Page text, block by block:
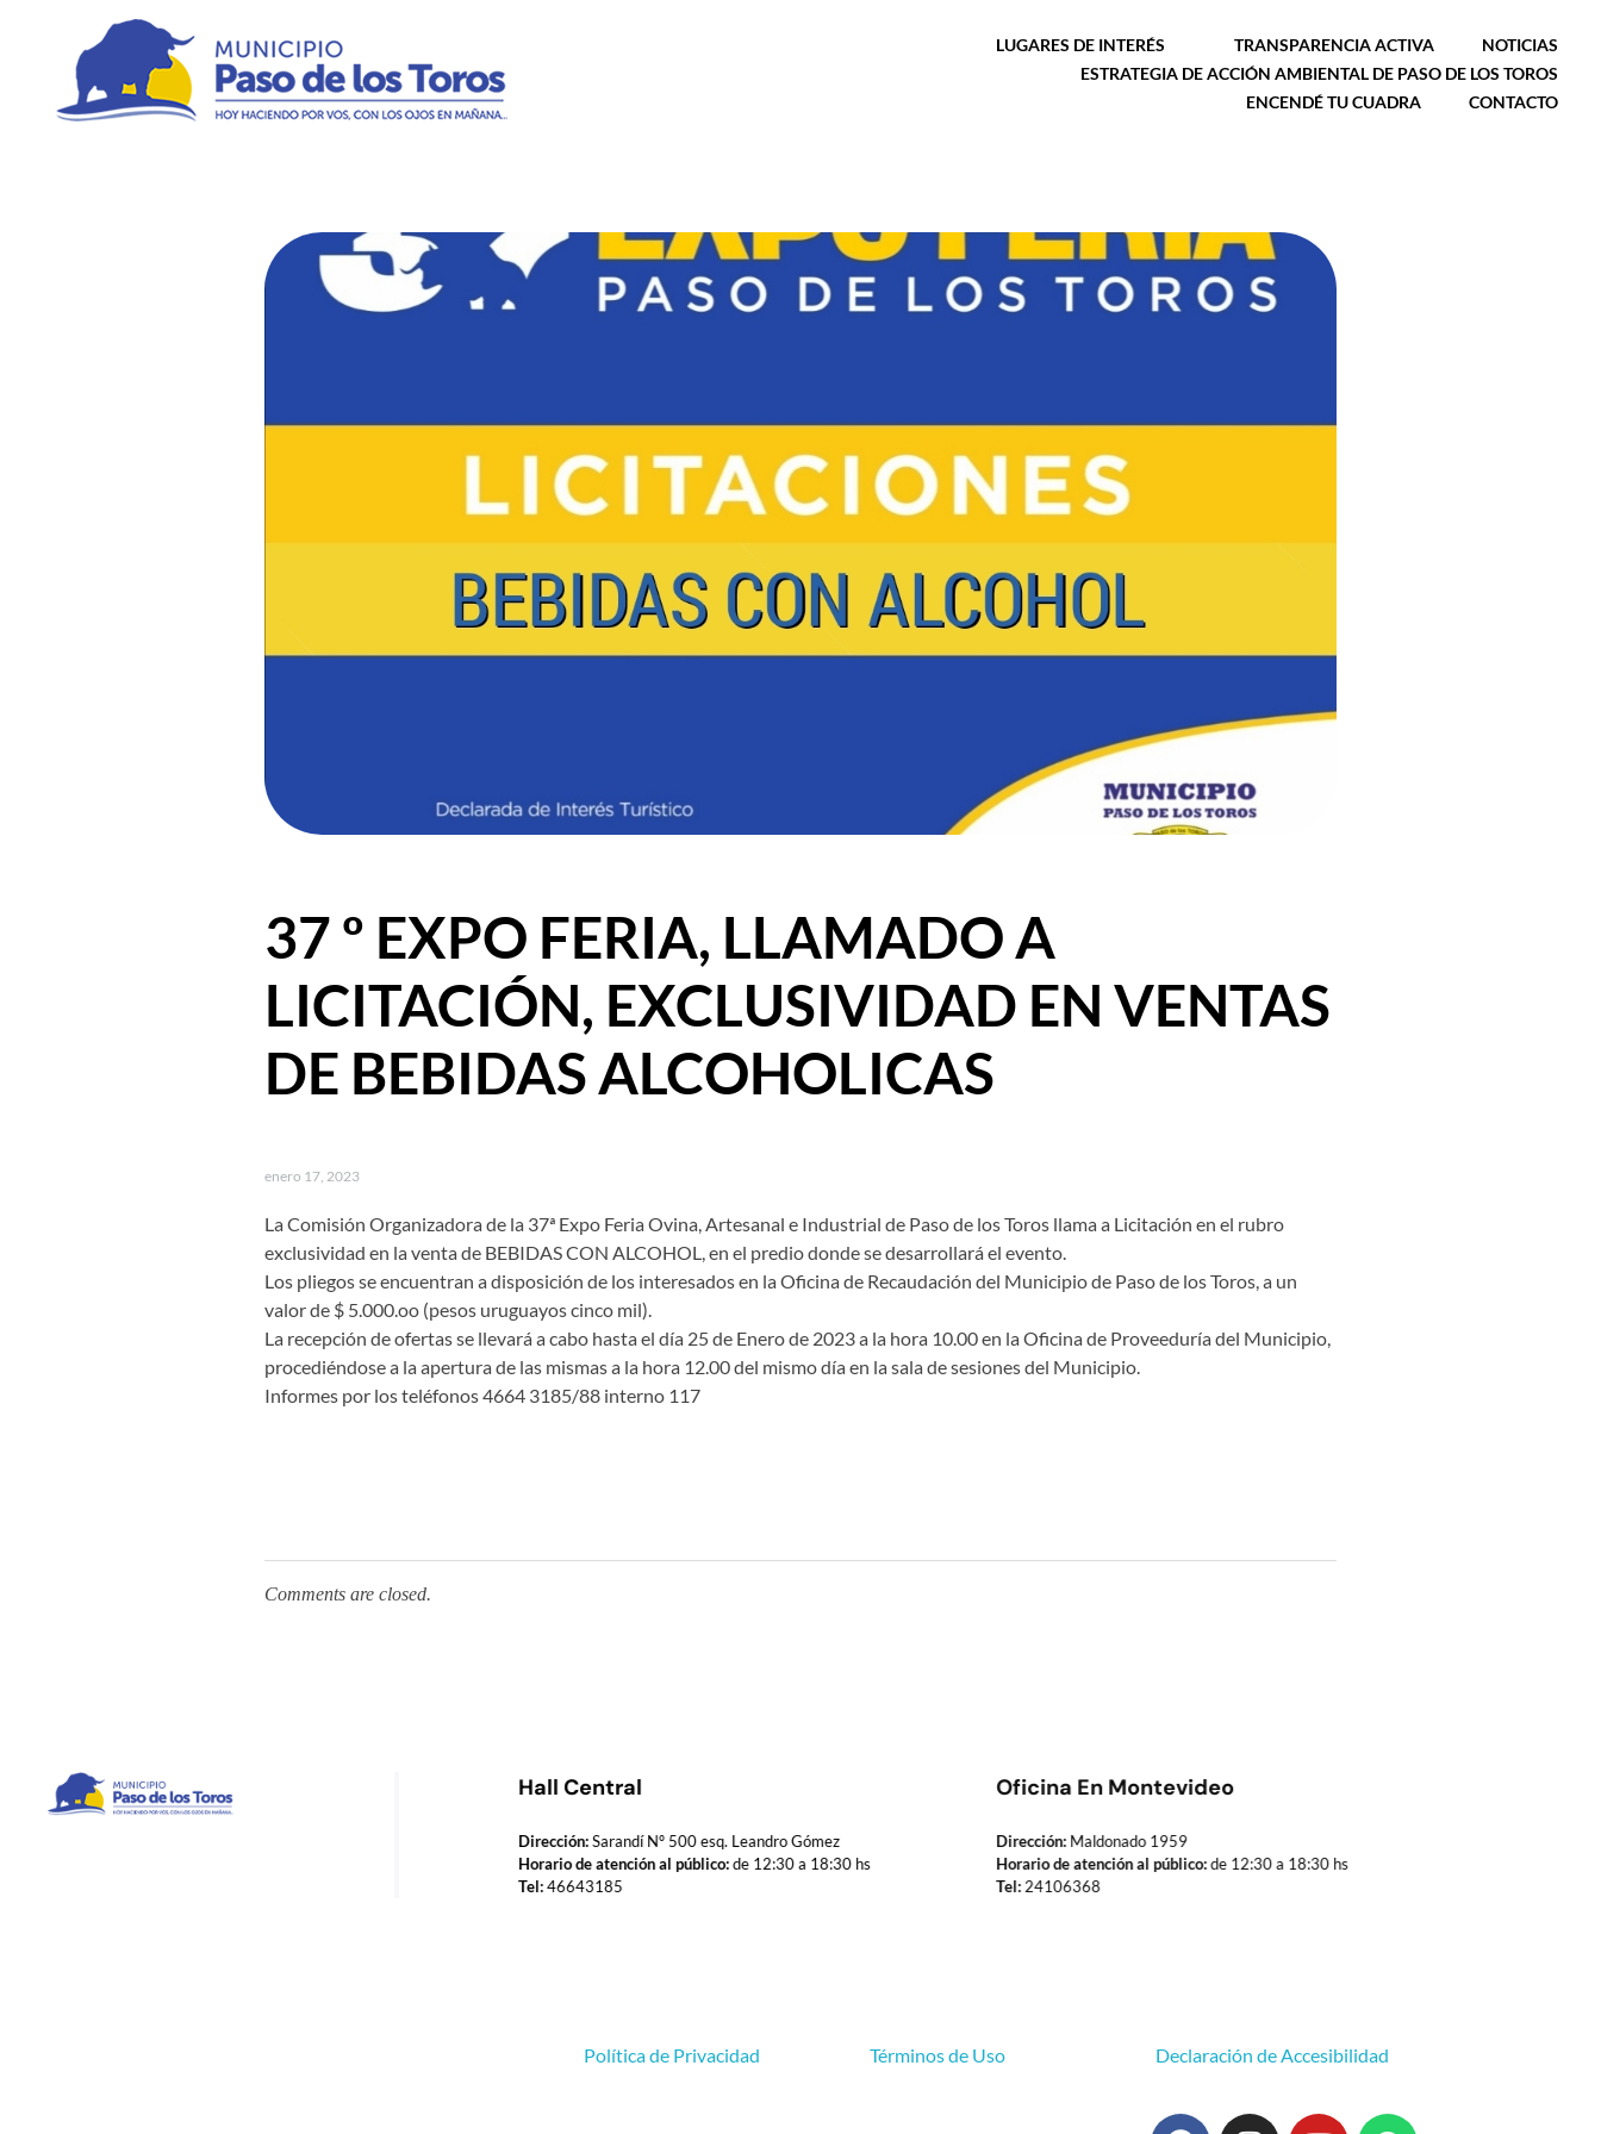
LUGARES DE INTERÉS TRANSPARENCIA ACTIVA
NOTICIAS
ESTRATEGIA DE ACCIÓN AMBIENTAL DE PASO DE LOS TOROS
ENCENDÉ TU CUADRA
CONTACTO
37 º EXPO FERIA, LLAMADO A
LICITACIÓN, EXCLUSIVIDAD EN VENTAS
DE BEBIDAS ALCOHOLICAS
enero 17, 2023
La Comisión Organizadora de la 37ª Expo Feria Ovina, Artesanal e Industrial de Paso de los Toros llama a Licitación en el rubro
exclusividad en la venta de BEBIDAS CON ALCOHOL, en el predio donde se desarrollará el evento.
Los pliegos se encuentran a disposición de los interesados en la Oficina de Recaudación del Municipio de Paso de los Toros, a un
valor de $ 5.000.oo (pesos uruguayos cinco mil).
La recepción de ofertas se llevará a cabo hasta el día 25 de Enero de 2023 a la hora 10.00 en la Oficina de Proveeduría del Municipio,
procediéndose a la apertura de las mismas a la hora 12.00 del mismo día en la sala de sesiones del Municipio.
Informes por los teléfonos 4664 3185/88 interno 117
Comments are closed.
Hall Central
Dirección:Sarandí Nº 500 esq. Leandro Gómez
Horario de atención al público:de 12:30 a 18:30 hs
Tel:46643185
Oficina En Montevideo
Dirección:Maldonado 1959
Horario de atención al público:de 12:30 a 18:30 hs
Tel:24106368
Política de Privacidad Términos de Uso Declaración de Accesibilidad